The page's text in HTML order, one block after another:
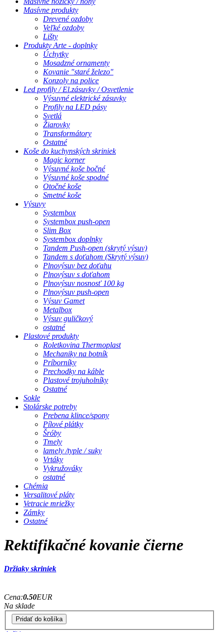
Masívne produkty
Drevené ozdoby
Veľké ozdoby
Lišty
Produkty Arte - doplnky
Úchytky
Mosadzné ornamenty
Kovanie "staré železo"
Konzoly na police
Led profily / El.zásuvky / Osvetlenie
Výsuvné elektrické zásuvky
Profily na LED pásy
Svetlá
Žiarovky
Transformátory
Ostatné
Koše do kuchynských skriniek
Magic korner
Výsuvné koše bočné
Výsuvné koše spodné
Otočné koše
Smetné koše
Výsuvy
Systembox
Systembox push-open
Slim Box
Systembox doplnky
Tandem Push-open (skrytý výsuv)
Tandem s doťahom (Skrytý výsuv)
Plnovýsuv bez doťahu
Plnovýsuv s doťahom
Plnovýsuv nosnosť 100 kg
Plnovýsuv push-open
Výsuv Gamet
Metalbox
Výsuv guličkový
ostatné
Plastové produkty
Roletkovina Thermoplast
Mechaniky na botník
Príborníky
Prechodky na káble
Plastové trojuholníky
Ostatné
Sokle
Stolárske potreby
Prebena klince/spony
Pílové plátky
Šróby
Tmely
lamely /typle / suky
Vrtáky
Vykružováky
ostatné
Chémia
Versalitové pláty
Vetracie mriežky
Zámky
Ostatné
Rektifikačné kovanie čierne
Držiaky skriniek
Cena:0.50EUR
Na sklade